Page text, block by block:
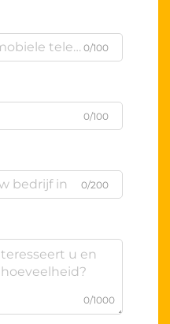
0/100
0/100
0/200
0/1000